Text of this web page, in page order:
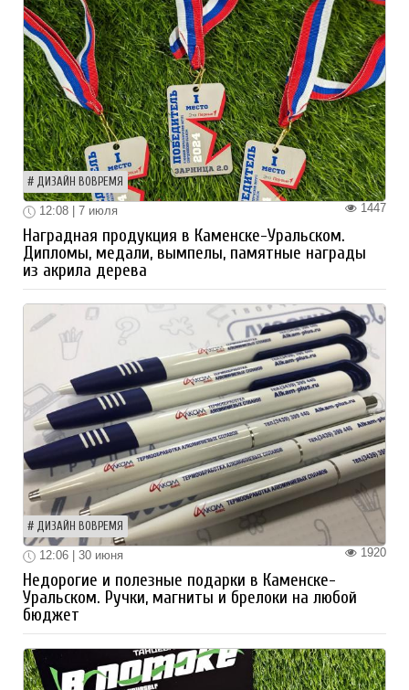
ДИЗАЙН ВОВРЕМЯ
1447
12:08 | 7 июля
Наградная продукция в Каменске-Уральском.
Дипломы, медали, вымпелы, памятные награды
из акрила дерева
ДИЗАЙН ВОВРЕМЯ
1920
12:06 | 30 июня
Недорогие и полезные подарки в Каменске-
Уральском. Ручки, магниты и брелоки на любой
бюджет